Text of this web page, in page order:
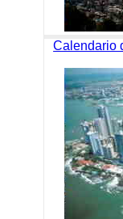
Calendario